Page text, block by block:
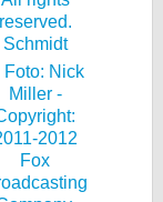
Schmidt